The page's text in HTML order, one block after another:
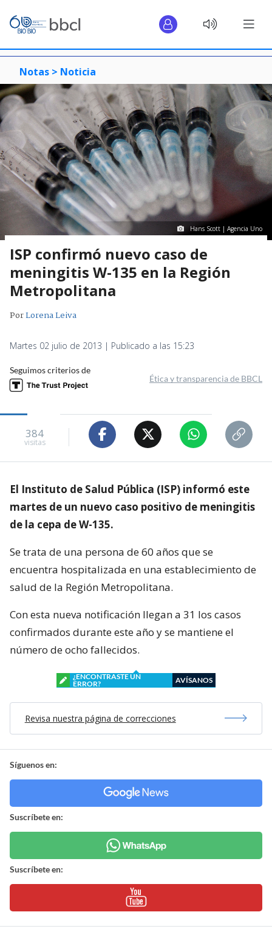
Notas > Noticia
Hans Scott | Agencia Uno
ISP confirmó nuevo caso de
meningitis W-135 en la Región
Metropolitana
PorLorena Leiva
Martes 02 julio de 2013 | Publicado a las 15:23
Seguimos criterios de
Ética y transparencia de BBCL
384
visitas
El Instituto de Salud Pública (ISP) informó este
martes de un nuevo caso positivo de meningitis
de la cepa de W-135.
Se trata de una persona de 60 años que se
encuentra hospitalizada en una establecimiento de
salud de la Región Metropolitana.
Con esta nueva notificación llegan a 31 los casos
confirmados durante este año y se mantiene el
número de ocho fallecidos.
¿ENCONTRASTE UN
ERROR?
AVÍSANOS
Revisa nuestra página de correcciones
Síguenos en:
Suscríbete en:
Suscríbete en: